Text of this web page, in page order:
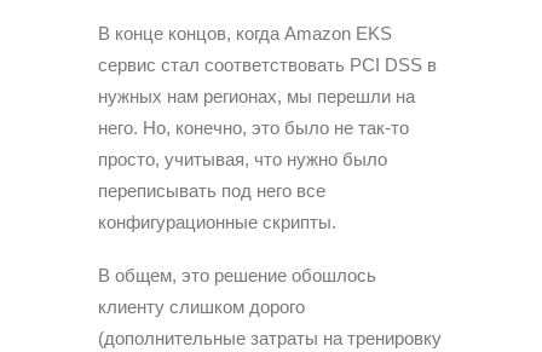
В конце концов, когда Amazon EKS
сервис стал соответствовать PCI DSS в
нужных нам регионах, мы перешли на
него. Но, конечно, это было не так-то
просто, учитывая, что нужно было
переписывать под него все
конфигурационные скрипты.
В общем, это решение обошлось
клиенту слишком дорого
(дополнительные затраты на тренировку